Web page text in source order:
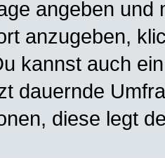
angeben und
anzugeben,
kannst auch
dauernde
diese legt